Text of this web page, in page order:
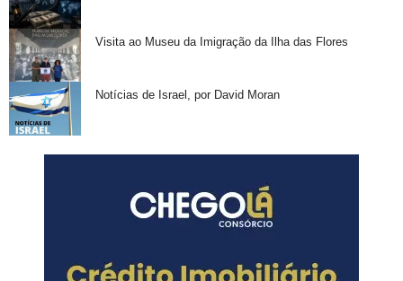
Visita ao Museu da Imigração da Ilha das Flores
Notícias de Israel, por David Moran